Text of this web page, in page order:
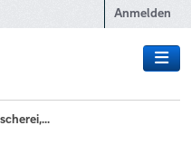
Anmelden